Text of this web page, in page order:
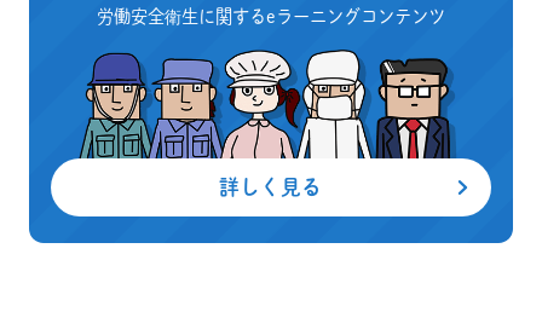
労働安全衛生に関するeラーニングコンテンツ
詳しく見る